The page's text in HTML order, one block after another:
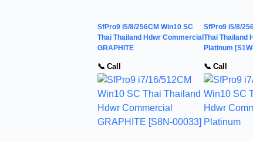
SfPro9 i5/8/256CM Win10 SC
Thai Thailand Hdwr Commercial
GRAPHITE
📞 Call
SfPro9 i5/8/
Thai Thailand
Platinum
📞 Call